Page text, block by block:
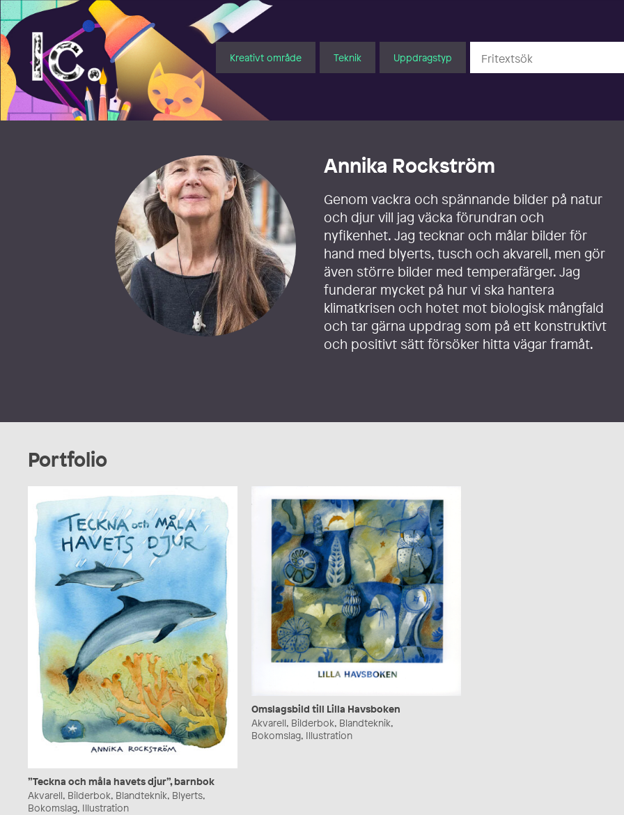
Illustratörcentrum
Kreativt område Teknik Uppdragstyp
Annika Rockström
Genom vackra och spännande bilder på natur
och djur vill jag väcka förundran och
nyfikenhet. Jag tecknar och målar bilder för
hand med blyerts, tusch och akvarell, men gör
även större bilder med temperafärger. Jag
funderar mycket på hur vi ska hantera
klimatkrisen och hotet mot biologisk mångfald
och tar gärna uppdrag som på ett konstruktivt
och positivt sätt försöker hitta vägar framåt.
Portfolio
”Teckna och måla havets djur”, barnbok
Akvarell, Bilderbok, Blandteknik, Blyerts,
Bokomslag, Illustration
Omslagsbild till Lilla Havsboken
Akvarell, Bilderbok, Blandteknik,
Bokomslag, Illustration